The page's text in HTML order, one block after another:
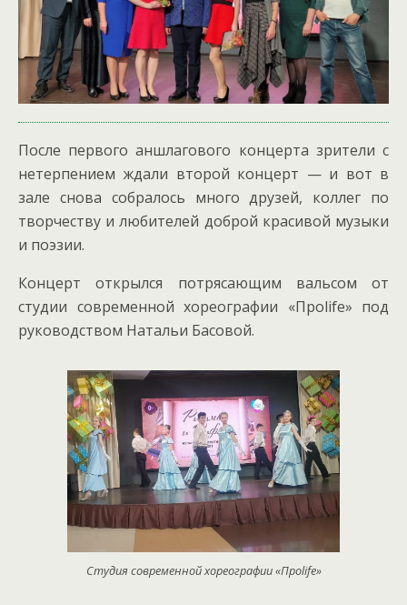
После первого аншлагового концерта зрители с
нетерпением ждали второй концерт — и вот в
зале снова собралось много друзей, коллег по
творчеству и любителей доброй красивой музыки
и поэзии.
Концерт открылся потрясающим вальсом от
студии современной хореографии «Проlife» под
руководством Натальи Басовой.
Студия современной хореографии «Проlife»